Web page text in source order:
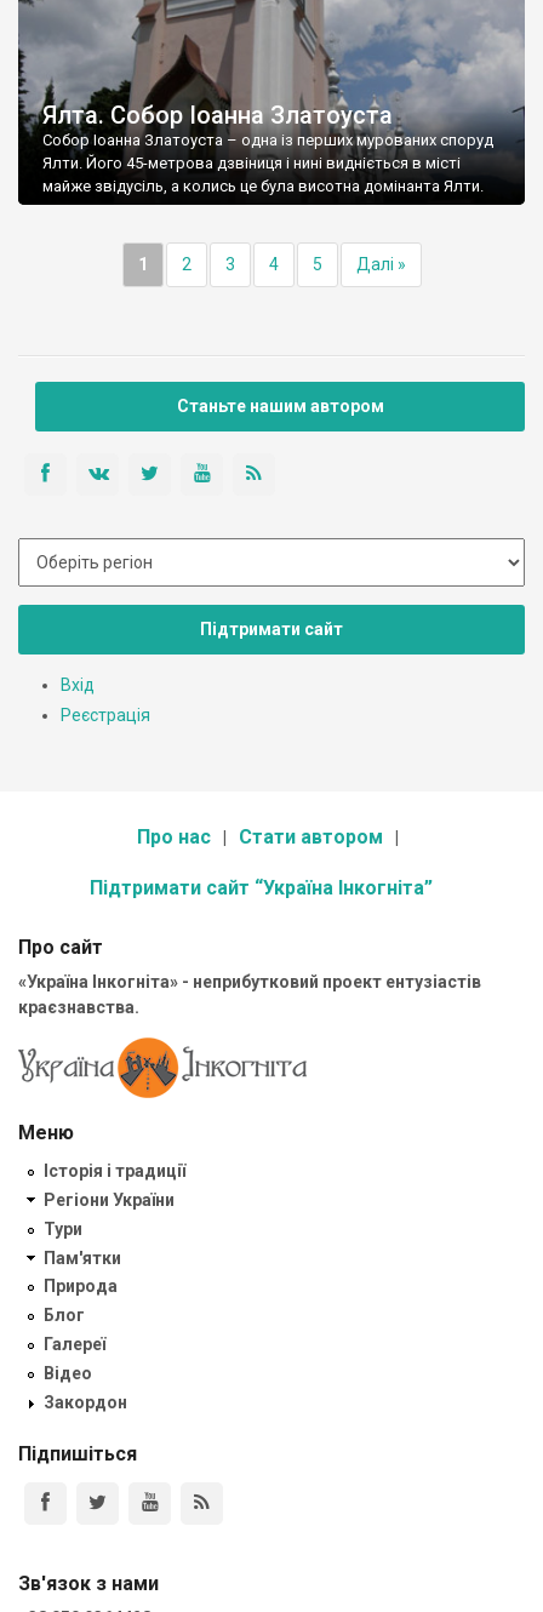
Ялта. Собор Іоанна Златоуста
Собор Іоанна Златоуста – одна із перших мурованих споруд
Ялти. Його 45-метрова дзвіниця і нині видніється в місті
майже звідусіль, а колись це була висотна домінанта Ялти.
1 2 3 4 5 Далі »
Станьте нашим автором
Підтримати сайт
Вхід
Реєстрація
Про нас Стати автором
Підтримати сайт “Україна Інкогніта”
Про сайт
«Україна Інкогніта» - неприбутковий проект ентузіастів
краєзнавства.
Меню
Історія і традиції
Регіони України
Тури
Пам'ятки
Природа
Блог
Галереї
Відео
Закордон
Підпишіться
Зв'язок з нами